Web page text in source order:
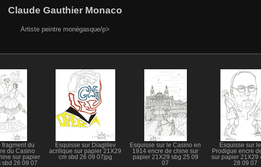
Claude Gauthier Monaco
Artiste peintre monégasque/p>
fragment du
du Casino
sur papier
sbd 26 09 07
Esquisse sur Diaglilev
acrilique sur papier 21X29
cm sbd 26 09 07jpg
Esquisse sur le Casino en
1914 encre de chine sur
papier 21X29 sbg 25 09
07
Esquisse sur
Prodigue encre
sur papier 21X29
28 09 07